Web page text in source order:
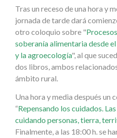
Tras un receso de una hora y
jornada de tarde dará
otro coloquio sobre "
soberanía alimentaria desde
y la agroecología", al que
dos libros, ambos
ámbito rural.
Una hora y media después un
“Repensando los cuidados.
cuidando personas, tierra,
Finalmente, a las 18:00 h. se